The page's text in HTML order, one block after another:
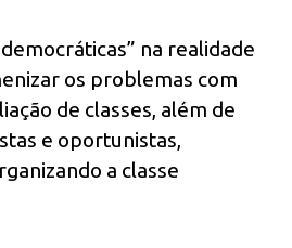
na realidade
os problemas com
de classes, além de
e oportunistas,
a classe